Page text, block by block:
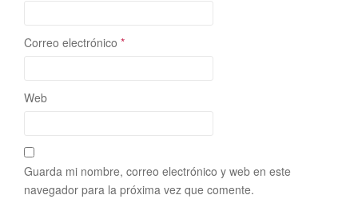
Correo electrónico *
Web
Guarda mi nombre, correo electrónico y web en este
navegador para la próxima vez que comente.